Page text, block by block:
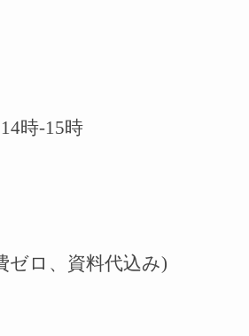
時-15時
ロ、資料代込み)